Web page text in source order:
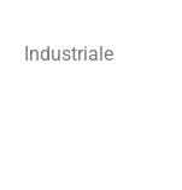
Industriale